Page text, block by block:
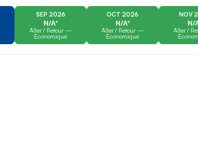
liste
liste
SEP 2026
N/A*
Aller / Retour —
Économique
OCT 2026
N/A*
Aller / Retour —
Économique
NOV
N/
Aller /